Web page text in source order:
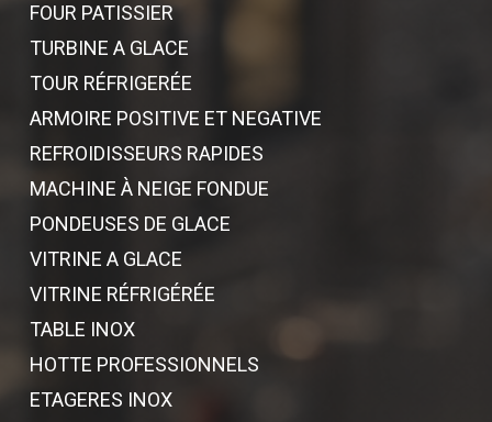
FOUR PATISSIER
TURBINE A GLACE
TOUR RÉFRIGERÉE
ARMOIRE POSITIVE ET NEGATIVE
REFROIDISSEURS RAPIDES
MACHINE À NEIGE FONDUE
PONDEUSES DE GLACE
VITRINE A GLACE
VITRINE RÉFRIGÉRÉE
TABLE INOX
HOTTE PROFESSIONNELS
ETAGERES INOX